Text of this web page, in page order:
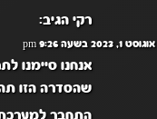
רקי הגיב:
אוגוסט 1, 2023 בשעה 9:26 pm
אנחנו סיימנו
שהסדרה הזו
התחבר